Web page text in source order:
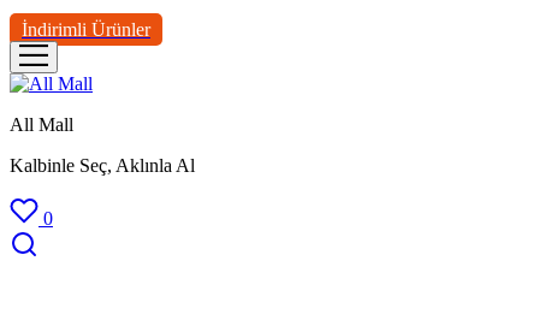
İndirimli Ürünler
All Mall
Kalbinle Seç, Aklınla Al
0